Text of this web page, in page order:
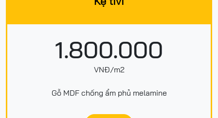
1.800.000
VNĐ/m2
Gỗ MDF chống ẩm phủ melamine